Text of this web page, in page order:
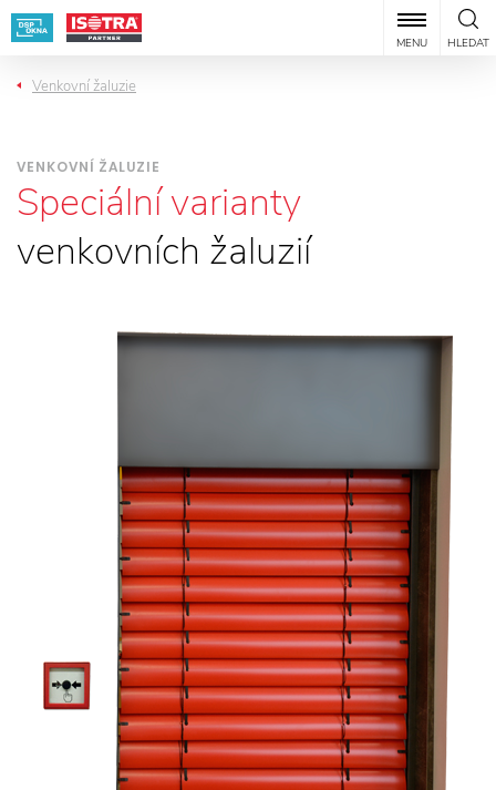
HLEDAT
MENU
Venkovní žaluzie
VENKOVNÍ ŽALUZIE
Speciální varianty
venkovních žaluzií